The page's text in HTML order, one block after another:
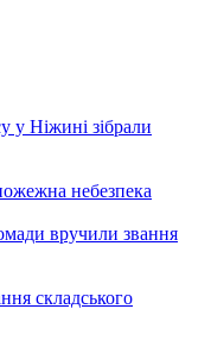
у Ніжині зібрали
небезпека
вручили звання
складського